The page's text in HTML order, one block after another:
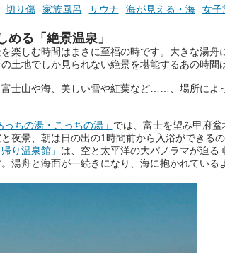
切り傷 家族風呂 サウナ 海が見える・海 女子
める「絶景温泉」
楽しむ時間はまさに至福の時です。大きな湯舟
土地でしか見られない絶景を堪能するあの時間
士山や海、美しい雪や紅葉など……、場所によ
っちの湯・こっちの湯」 では、富士を望み甲府
夜景、朝は日の出の1時間前から入浴ができる
り温泉館」 は、空と太平洋の大パノラマが迫る
湯舟と海面が一続きになり、海に抱かれている